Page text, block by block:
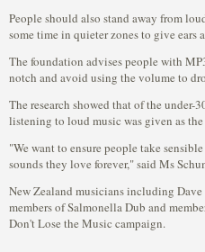
People should also stand away from
some time in quieter zones to give ears
The foundation advises people with
notch and avoid using the volume to
The research showed that of the under-
listening to loud music was given as the
"We want to ensure people take
sounds they love forever," said Ms
New Zealand musicians including
members of Salmonella Dub and
Don't Lose the Music campaign.